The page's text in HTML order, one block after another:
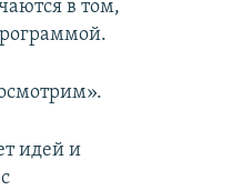
в том,
идей и